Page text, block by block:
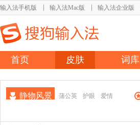
输入法手机版 输入法Mac版 输入法企业版
首页 皮肤 词库
静物风景 蒲公英 护眼 爱情